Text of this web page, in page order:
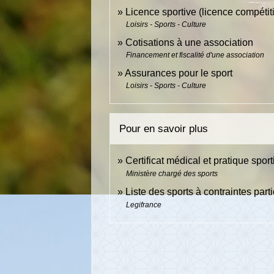
Licence sportive (licence
Loisirs - Sports - Culture
Cotisations à une association
Financement et fiscalité d'une association
Assurances pour le sport
Loisirs - Sports - Culture
Pour en savoir plus
Certificat médical et pratique
Ministère chargé des sports
Liste des sports à contraintes
Legifrance